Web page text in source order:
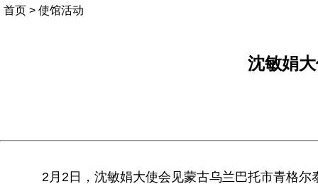
首页 > 使馆活动
沈敏娟
2月2日，沈敏娟大使会见蒙古乌兰巴托市青格